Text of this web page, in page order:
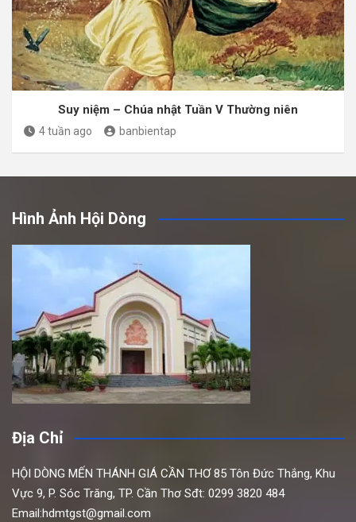
Suy niệm – Chúa nhật Tuần V Thường niên
4 tuần ago banbientap
Hình Ảnh Hội Dòng
Địa Chỉ
HỘI DÒNG MẾN THÁNH GIÁ CẦN THƠ 85 Tôn Đức Thắng, Khu
Vực 9, P. Sóc Trăng, TP. Cần Thơ Sđt: 0299 3820 484
Email:hdmtgst@gmail.com